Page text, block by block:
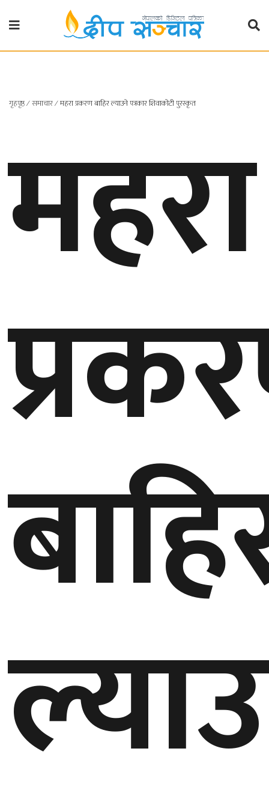
गृहपृष्ठ
प्रदेश
१
२
५
प्रदेश
सुदूरपश्चिम
प्रदेश
मनाेरञ्जन
खेलकुद
घुमफिर
ग्लोबल
गल्फ
अमेरिका
गृहपृष्ठ∕समाचार∕महरा प्रकरण बाहिर ल्याउने पत्रकार शिवाकोटी पुरस्कृत
महरा